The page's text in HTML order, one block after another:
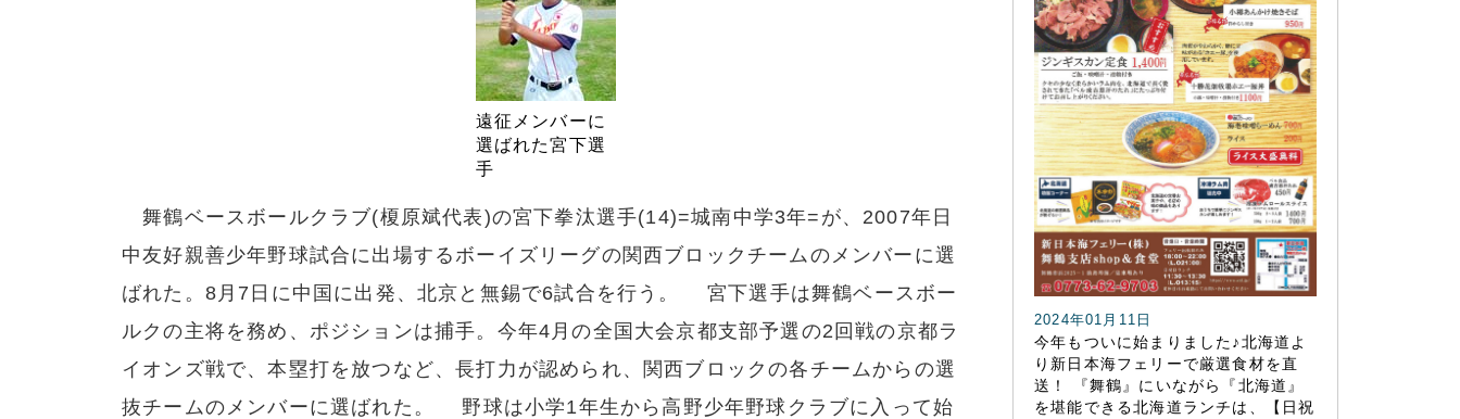
遠征メンバーに
選ばれた宮下選
手
舞鶴ベースボールクラブ(榎原斌代表)の宮下拳汰選手(14)=城南中学3年=が、2007年日
中友好親善少年野球試合に出場するボーイズリーグの関西ブロックチームのメンバーに選
ばれた。8月7日に中国に出発、北京と無錫で6試合を行う。 宮下選手は舞鶴ベースボー
ルクの主将を務め、ポジションは捕手。今年4月の全国大会京都支部予選の2回戦の京都ラ
イオンズ戦で、本塁打を放つなど、長打力が認められ、関西ブロックの各チームからの選
抜チームのメンバーに選ばれた。 野球は小学1年生から高野少年野球クラブに入って始
2024年01月11日
今年もついに始まりました♪北海道よ
り新日本海フェリーで厳選食材を直
送！ 『舞鶴』にいながら『北海道』
を堪能できる北海道ランチは、【日祝